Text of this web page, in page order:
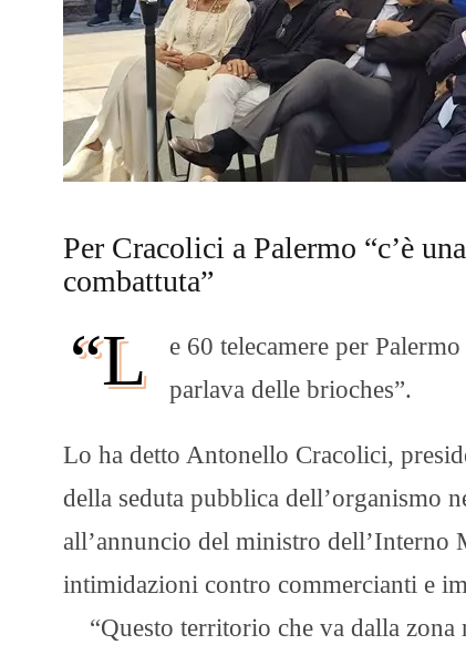
Per Cracolici a Palermo “c’è
combattuta”
“L
e 60 telecamere per
parlava delle brioches”.
Lo ha detto Antonello Cracolici,
della seduta pubblica dell’organismo
all’annuncio del ministro dell’Interno
intimidazioni contro commercianti e
“Questo territorio che va dalla